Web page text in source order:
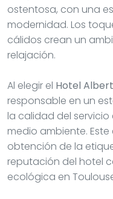
ostentosa, con una
modernidad. Los
cálidos crean un
relajación.
Al elegir el Hotel
responsable en un
la calidad del
medio ambiente.
obtención de la
reputación del hotel
ecológica en